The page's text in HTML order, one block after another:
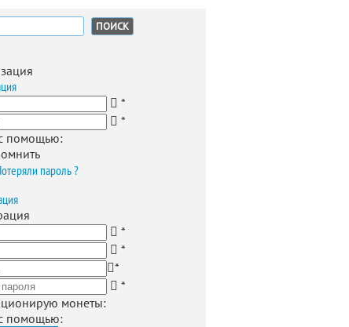
*
*
помощью:
пароль ?
*
*
*
*
монеты:
помощью: